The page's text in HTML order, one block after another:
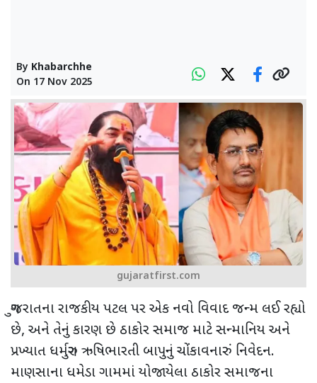
By Khabarchhe
On 17 Nov 2025
gujaratfirst.com
ગુજરાતના રાજકીય પટલ પર એક નવો વિવાદ જન્મ લઈ રહ્યો
છે, અને તેનું કારણ છે ઠાકોર સમાજ માટે સન્માનિય અને
પ્રખ્યાત ધર્મગુરુ ઋષિભારતી બાપુનું ચોંકાવનારું નિવેદન.
માણસાના ધમેડા ગામમાં યોજાયેલા ઠાકોર સમાજના